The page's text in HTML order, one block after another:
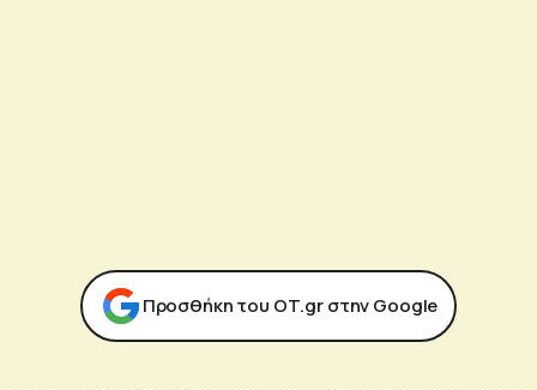
Προσθήκη του ΟΤ.gr στην Google